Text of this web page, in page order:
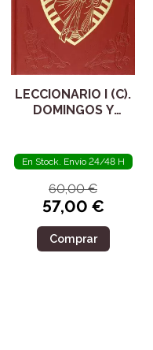
LECCIONARIO I (C).
DOMINGOS Y
En Stock. Envío 24/48 H
60,00 €
57,00 €
Comprar